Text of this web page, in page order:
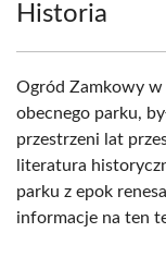
Historia
Ogród Zamkowy
obecnego parku,
przestrzeni lat
literatura
parku z epok
informacje na ten